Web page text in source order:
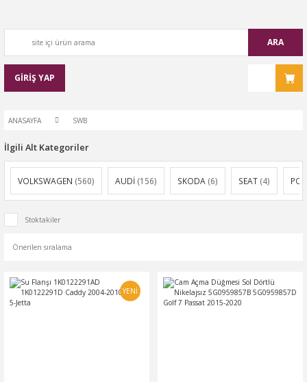
ARA
GİRİŞ YAP
ANASAYFA SWB
İlgili Alt Kategoriler
VOLKSWAGEN (560) AUDİ (156) SKODA (6) SEAT (4)
Stoktakiler
YENİ